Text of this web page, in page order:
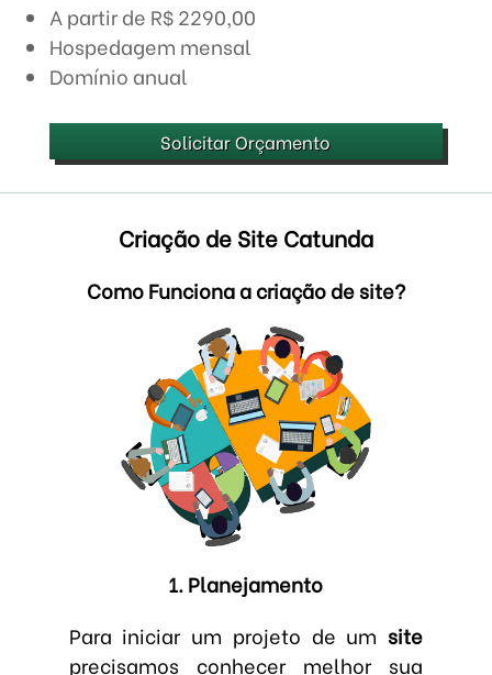
A partir de R$ 2290,00
Hospedagem mensal
Domínio anual
Solicitar Orçamento
Criação de Site Catunda
Como Funciona a criação de site?
1. Planejamento
Para iniciar um projeto de umsite
precisamos conhecer melhor sua